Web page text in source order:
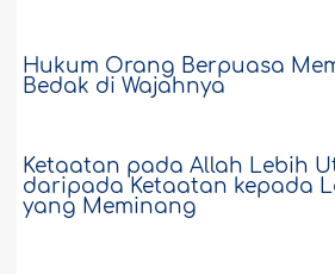
Hukum Orang Berpuasa
Bedak di Wajahnya
Ketaatan pada Allah Lebih
daripada Ketaatan kepada
yang Meminang